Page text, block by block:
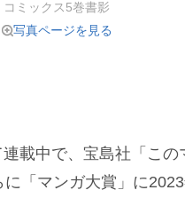
コミックス5巻書影
写真ページを見る
載中で、宝島社「この
「マンガ大賞」に